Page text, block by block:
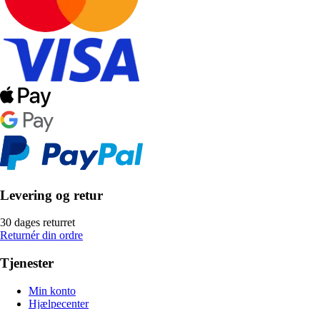
Levering og retur
30 dages returret
Returnér din ordre
Tjenester
Min konto
Hjælpecenter